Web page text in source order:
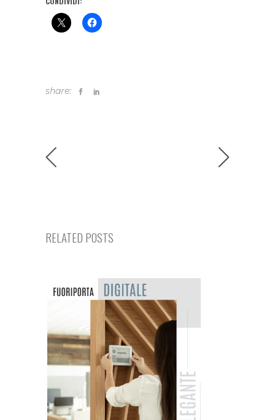
share:
RELATED POSTS